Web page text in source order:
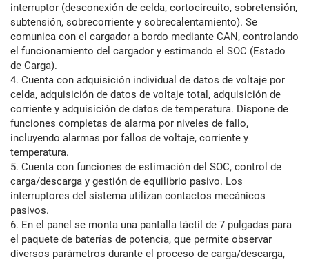
interruptor (desconexión de celda, cortocircuito, sobretensión,
subtensión, sobrecorriente y sobrecalentamiento). Se
comunica con el cargador a bordo mediante CAN, controlando
el funcionamiento del cargador y estimando el SOC (Estado
de Carga).
4. Cuenta con adquisición individual de datos de voltaje por
celda, adquisición de datos de voltaje total, adquisición de
corriente y adquisición de datos de temperatura. Dispone de
funciones completas de alarma por niveles de fallo,
incluyendo alarmas por fallos de voltaje, corriente y
temperatura.
5. Cuenta con funciones de estimación del SOC, control de
carga/descarga y gestión de equilibrio pasivo. Los
interruptores del sistema utilizan contactos mecánicos
pasivos.
6. En el panel se monta una pantalla táctil de 7 pulgadas para
el paquete de baterías de potencia, que permite observar
diversos parámetros durante el proceso de carga/descarga,